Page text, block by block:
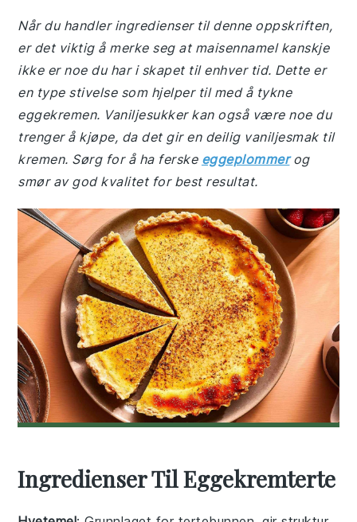
Når du handler ingredienser til denne oppskriften,
er det viktig å merke seg at maisennamel kanskje
ikke er noe du har i skapet til enhver tid. Dette er
en type stivelse som hjelper til med å tykne
eggekremen. Vaniljesukker kan også være noe du
trenger å kjøpe, da det gir en deilig vaniljesmak til
kremen. Sørg for å ha ferske eggeplommerog
smør av god kvalitet for best resultat.
Ingredienser Til Eggekremterte